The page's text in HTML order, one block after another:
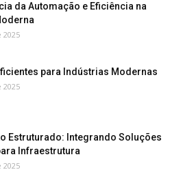
da Automação e Eficiência na
2025
para Indústrias Modernas
2025
Estruturado: Integrando Soluções
Infraestrutura
2025